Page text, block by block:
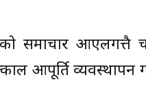
समाचार आएलगत्तै
आपूर्ति व्यवस्थापन